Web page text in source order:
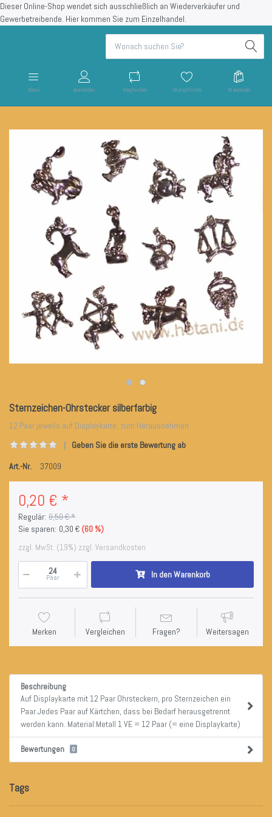
Dieser Online-Shop wendet sich ausschließlich an Wiederverkäufer und
Gewerbetreibende. Hier kommen Sie zum Einzelhandel.
Menü Anmelden Vergleichen Wunschliste Warenkorb
Sternzeichen-Ohrstecker silberfarbig
12 Paar jeweils auf Displaykarte, zum Herausnehmen
Geben Sie die erste Bewertung ab
Art.-Nr.
37009
0,20 € *
Regulär: 0,50 € *
Sie sparen: 0,30 € (60 %)
zzgl. MwSt. (19%) zzgl. Versandkosten
Paar In den Warenkorb
Merken Vergleichen Fragen? Weitersagen
Beschreibung
Auf Displaykarte mit 12 Paar Ohrsteckern, pro Sternzeichen ein
Paar.Jedes Paar auf Kärtchen, dass bei Bedarf herausgetrennt
werden kann. Material:Metall 1 VE = 12 Paar (= eine Displaykarte)
Bewertungen 0
Tags